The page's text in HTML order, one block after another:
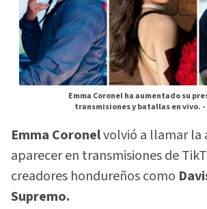
Emma Coronel ha aumentado su
transmisiones y batallas en vivo. -
Emma Coronelvolvió a llamar la
aparecer en transmisiones de
creadores hondureños como
Supremo.